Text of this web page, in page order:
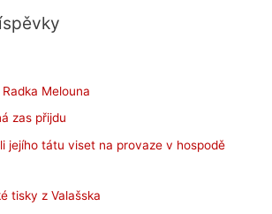
Melouna
zas přijdu
jejího tátu viset na provaze v hospodě
tisky z Valašska